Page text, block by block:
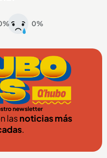
0%
newsletter
lasnoticias más